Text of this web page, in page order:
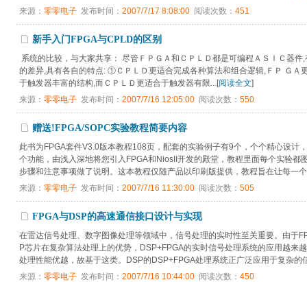
来源： 零零电子发布时间： 2007/7/17 8:08:00阅读次数： 451
新手入门FPGA与CPLD的区别
系统的比较，与大家共享： 尽管ＦＰＧＡ和ＣＰＬＤ都是可编程ＡＳＩＣ器
的差异,具有各自的特点: ①ＣＰＬＤ更适合完成各种算法和组合逻辑,ＦＰ ＧＡ
于触发器丰富的结构,而ＣＰＬＤ更适合于触发器有限...[阅读全文]
来源： 零零电子发布时间： 2007/7/16 12:05:00阅读次数： 550
赠送!FPGA/SOPC实验教程简要内容
此书为FPGA套件V3.0版本教程108页，配套的实验例子有9个，个个精心设计
个功能，由浅入深地将您引入FPGA和NiosII开发的殿堂，教程里面每个实验都
步骤和注意事项做了说明。这本教程仅随产品以印刷版提供，教程旨在让每一
来源： 零零电子发布时间： 2007/7/16 11:30:00阅读次数： 505
FPGA与DSP的高速通信接口设计与实现
在雷达信号处理、数字图像处理等领域中，信号处理的实时性至关重要。由于
P芯片在复杂算法处理上的优势，DSP+FPGA的实时信号处理系统的应用越来
处理性能优越，故基于这类。DSP的DSP+FPGA处理系统正广泛应用于复杂的
来源： 零零电子发布时间： 2007/7/16 10:44:00阅读次数： 450